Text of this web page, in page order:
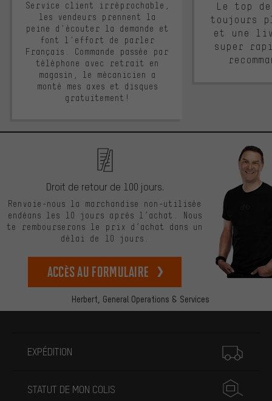
Service client irréprochable,
les vendeurs prennent la
peine d'écouter la demande et
font l'effort de parler
Français. Commande passée par
téléphone avec retrait en
magasin, le mécanicien a
monté mes axes et disques
gratuitement!
Le top
toujours
et une
super
Herbert, General Operations & Services
Droit de retour de 100 jours.
Renvoie-nous la marchandise non-utilisée
endéans les 10 jours après l’achat. Nous
te rembourserons le prix d’achat dans un
délai de 10 jours.
Accès au formulaire
EXPÉDITION
STATUT DE MON COLIS